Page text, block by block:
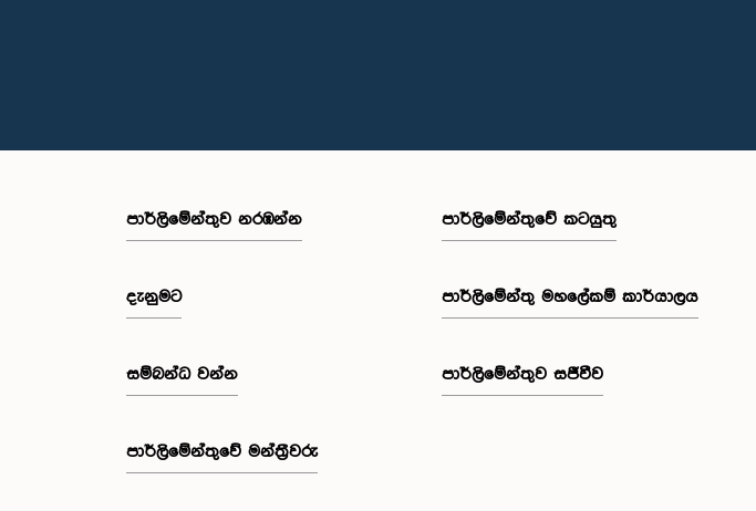
පාර්ලි‌මේන්තුව නරඹන්න
දැනුමට
සම්බන්ධ වන්න
පාර්ලි‌මේන්තුවේ මන්ත්‍රීවරු
පාර්ලිමේන්තුවේ කටයුතු
පාර්ලිමේන්තු මහලේකම් කාර්යාලය
පාර්ලිමේන්තුව සජීවීව